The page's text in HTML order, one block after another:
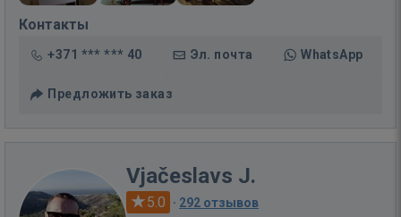
Контакты
+371 *** *** 40 Эл. почта WhatsApp
Предложить заказ
Vjačeslavs J.
5.0 · 292 отзывов